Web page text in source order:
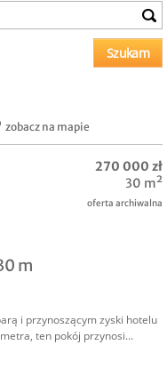
zobacz na mapie
m
i przynoszącym zyski hotelu
ten pokój przynosi...
270 000 zł
30 m²
oferta archiwalna